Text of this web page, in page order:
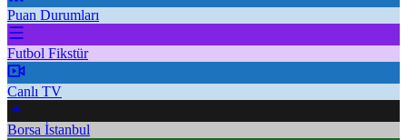
Puan Durumları
Futbol Fikstür
Canlı TV
Borsa İstanbul